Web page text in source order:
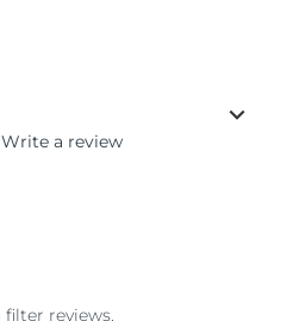
Write a review